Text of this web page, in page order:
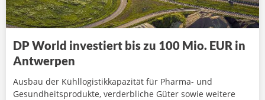
DP World investiert bis zu 100 Mio. EUR in
Antwerpen
Ausbau der Kühllogistikkapazität für Pharma- und
Gesundheitsprodukte, verderbliche Güter sowie weitere